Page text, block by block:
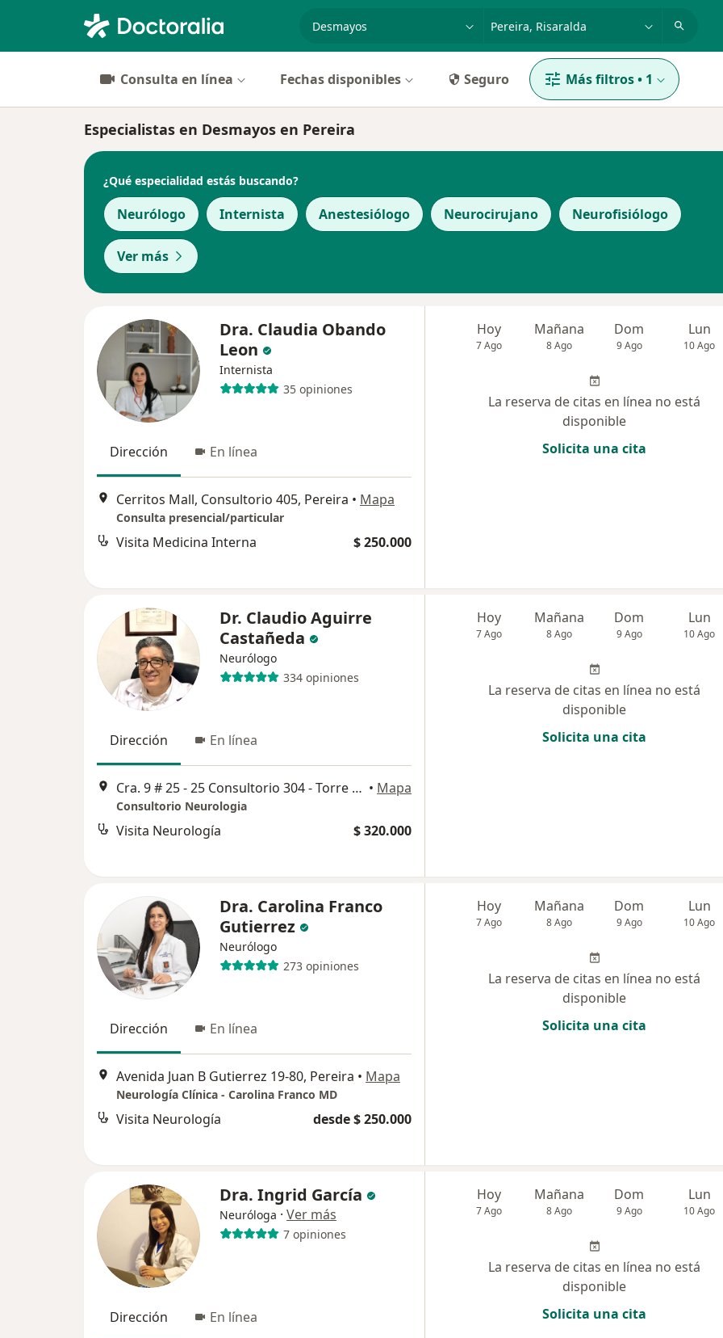
Consulta en línea Fechas disponibles Seguro Más filtros• 1
Especialistas en Desmayos en Pereira
¿Qué especialidad estás buscando?
Neurólogo Internista Anestesiólogo Neurocirujano Neurofisiólogo
Ver más
Dra. Claudia Obando
Leon
Internista
35 opiniones
Dirección En línea
Cerritos Mall, Consultorio 405, Pereira • Mapa
Consulta presencial/particular
Visita Medicina Interna $ 250.000
Hoy
7 Ago
Mañana
8 Ago
Dom
9 Ago
Lun
10 Ago
La reserva de citas en línea no está
disponible
Solicita una cita
Dr. Claudio Aguirre
Castañeda
Neurólogo
334 opiniones
Dirección En línea
Cra. 9 # 25 - 25 Consultorio 304 - Torre A - Celular citas, Pereira • Mapa
Consultorio Neurologia
Visita Neurología $ 320.000
Hoy
7 Ago
Mañana
8 Ago
Dom
9 Ago
Lun
10 Ago
La reserva de citas en línea no está
disponible
Solicita una cita
Dra. Carolina Franco
Gutierrez
Neurólogo
273 opiniones
Dirección En línea
Avenida Juan B Gutierrez 19-80, Pereira • Mapa
Neurología Clínica - Carolina Franco MD
Visita Neurología desde $ 250.000
Hoy
7 Ago
Mañana
8 Ago
Dom
9 Ago
Lun
10 Ago
La reserva de citas en línea no está
disponible
Solicita una cita
Dra. Ingrid García
Neuróloga · Ver más
7 opiniones
Dirección En línea
Hoy
7 Ago
Mañana
8 Ago
Dom
9 Ago
Lun
10 Ago
La reserva de citas en línea no está
disponible
Solicita una cita